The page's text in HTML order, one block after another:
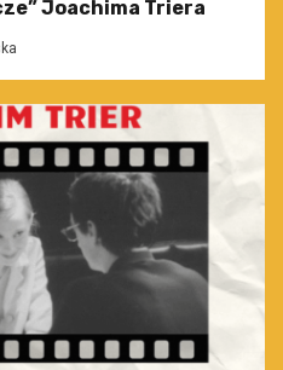
Joachima Triera